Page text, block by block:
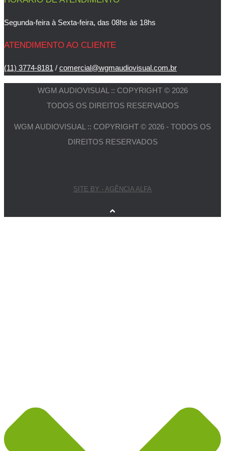
Segunda-feira à Sexta-feira, das 08hs às 18hs
ATENDIMENTO AO CLIENTE
(11) 3774-8181 / comercial@wgmaudiovisual.com.br
WGM AUDIOVISUAL :: COPYRIGHT © 2026
TODOS OS DIREITOS RESERVADOS
WGM AUDIOVISUAL :: COPYRIGHT © 2026 - TODOS OS
DIREITOS RESERVADOS
SITE BY - AGÊNCIA ALFA